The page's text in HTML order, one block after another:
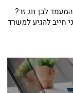
לבן זוג זר?
חייב להגיע למשרד